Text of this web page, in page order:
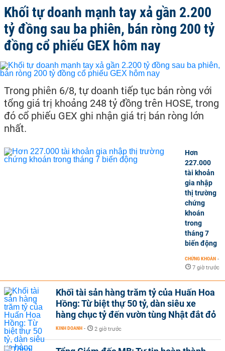
Khối tự doanh mạnh tay xả gần 2.200
tỷ đồng sau ba phiên, bán ròng 200 tỷ
đồng cổ phiếu GEX hôm nay
Trong phiên 6/8, tự doanh tiếp tục bán ròng với
tổng giá trị khoảng 248 tỷ đồng trên HOSE, trong
đó cổ phiếu GEX ghi nhận giá trị bán ròng lớn
nhất.
Hơn
227.000
tài khoản
gia nhập
thị trường
chứng
khoán
trong
tháng 7
biến động
CHỨNG KHOÁN -
7 giờ trước
Khối tài sản hàng trăm tỷ của Huấn Hoa
Hồng: Từ biệt thự 50 tỷ, dàn siêu xe
hàng chục tỷ đến vườn tùng Nhật đắt đỏ
KINH DOANH - 2 giờ trước